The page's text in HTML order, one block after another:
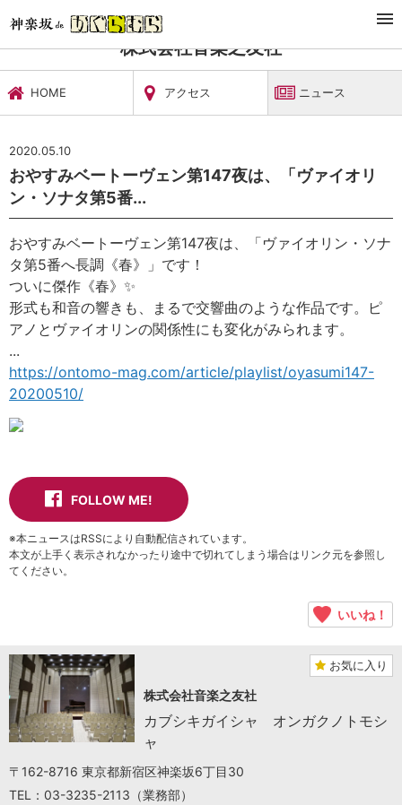
文化施設・ギャラリー
株式会社音楽之友社
HOME アクセス ニュース
2020.05.10
おやすみベートーヴェン第147夜は、「ヴァイオリ
ン・ソナタ第5番...
おやすみベートーヴェン第147夜は、「ヴァイオリン・ソナ
タ第5番へ長調《春》」です！
ついに傑作《春》 ✨
形式も和音の響きも、まるで交響曲のような作品です。ピ
アノとヴァイオリンの関係性にも変化がみられます。
...
https://ontomo-mag.com/article/playlist/oyasumi147-
20200510/
FOLLOW ME!
※本ニュースはRSSにより自動配信されています。
本文が上手く表示されなかったり途中で切れてしまう場合はリンク元を参照し
てください。
いいね！
お気に入り
株式会社音楽之友社
カブシキガイシャ オンガクノトモシ
ャ
〒162-8716 東京都新宿区神楽坂6丁目30
TEL：03-3235-2113（業務部）